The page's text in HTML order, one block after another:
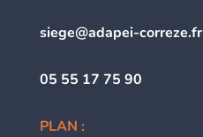
siege@adapei-correze.fr
05 55 17 75 90
PLAN :